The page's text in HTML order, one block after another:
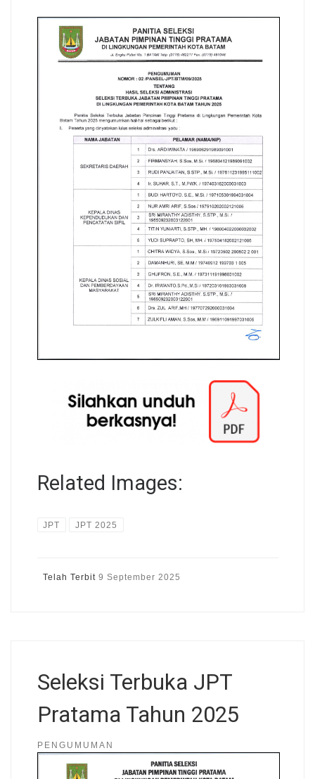
Related Images:
JPT JPT 2025
Telah Terbit 9 September 2025
Seleksi Terbuka JPT
Pratama Tahun 2025
PENGUMUMAN